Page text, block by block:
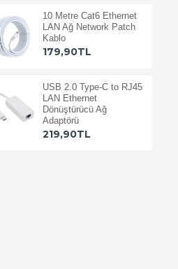
10 Metre Cat6 Ethernet
LAN Ağ Network Patch
Kablo
179,90TL
USB 2.0 Type-C to RJ45
LAN Ethernet
Dönüştürücü Ağ
Adaptörü
219,90TL